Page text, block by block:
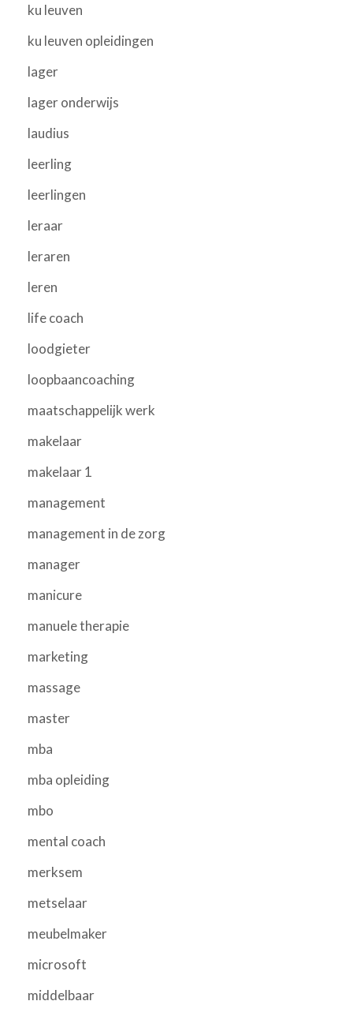
ku leuven
ku leuven opleidingen
lager
lager onderwijs
laudius
leerling
leerlingen
leraar
leraren
leren
life coach
loodgieter
loopbaancoaching
maatschappelijk werk
makelaar
makelaar 1
management
management in de zorg
manager
manicure
manuele therapie
marketing
massage
master
mba
mba opleiding
mbo
mental coach
merksem
metselaar
meubelmaker
microsoft
middelbaar